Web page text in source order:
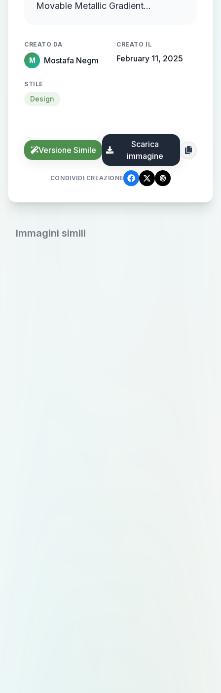
Movable Metallic Gradient
CREATO DA
M Mostafa Negm
CREATO IL
February 11, 2025
STILE
Design
Versione Simile
Scarica
immagine
CONDIVIDI CREAZIONE
Immagini simili